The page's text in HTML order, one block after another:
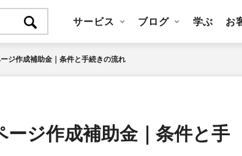
サービス ブログ 学ぶ お
ジ作成補助金｜条件と手続きの流れ
ジ作成補助金｜条件と手